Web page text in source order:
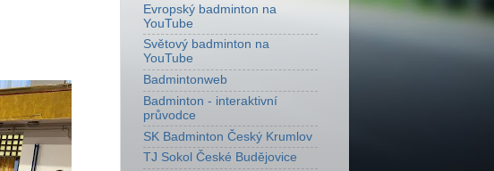
Evropský badminton na
YouTube
Světový badminton na
YouTube
Badmintonweb
Badminton - interaktivní
průvodce
SK Badminton Český Krumlov
TJ Sokol České Budějovice